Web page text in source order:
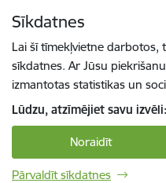
Sīkdatnes
Lai šī tīmekļvietne darbotos,
sīkdatnes. Ar Jūsu
izmantotas statistikas un
Lūdzu, atzīmējiet savu izvēli:
Noraidīt
Pārvaldīt sīkdatnes